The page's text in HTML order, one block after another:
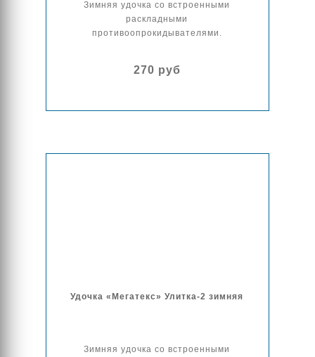
Зимняя удочка со встроенными
раскладными
противоопрокидывателями.
270 руб
Удочка «Мегатекс» Улитка-2 зимняя
Зимняя удочка со встроенными